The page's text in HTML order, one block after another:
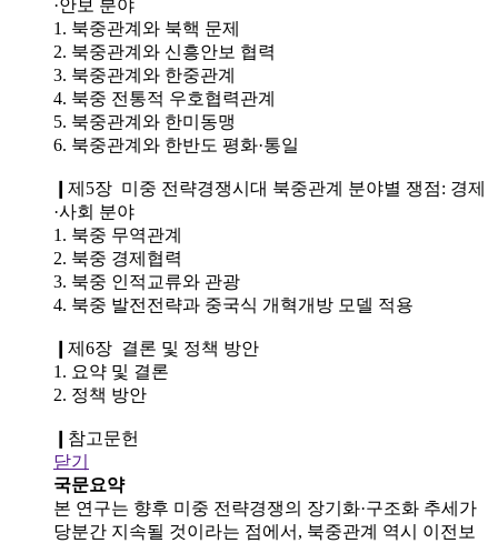
·안보 분야
1. 북중관계와 북핵 문제
2. 북중관계와 신흥안보 협력
3. 북중관계와 한중관계
4. 북중 전통적 우호협력관계
5. 북중관계와 한미동맹
6. 북중관계와 한반도 평화·통일
❙제5장 미중 전략경쟁시대 북중관계 분야별 쟁점: 경제
·사회 분야
1. 북중 무역관계
2. 북중 경제협력
3. 북중 인적교류와 관광
4. 북중 발전전략과 중국식 개혁개방 모델 적용
❙제6장 결론 및 정책 방안
1. 요약 및 결론
2. 정책 방안
❙참고문헌
닫기
국문요약
본 연구는 향후 미중 전략경쟁의 장기화·구조화 추세가
당분간 지속될 것이라는 점에서, 북중관계 역시 이전보